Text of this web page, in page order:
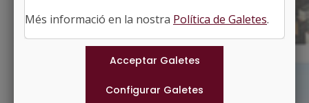
Municipis
Més informació en la nostra Política de Galetes.